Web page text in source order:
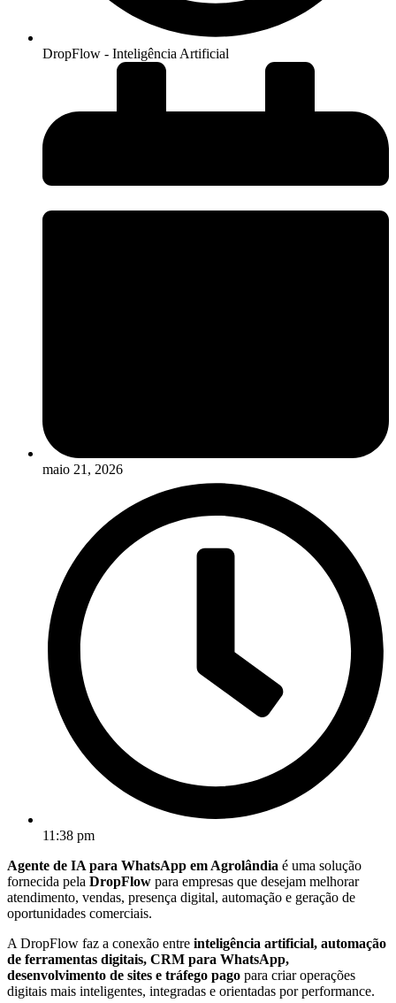
DropFlow - Inteligência Artificial
maio 21, 2026
11:38 pm
Agente de IA para WhatsApp em Agrolândia é uma solução
fornecida pela DropFlow para empresas que desejam melhorar
atendimento, vendas, presença digital, automação e geração de
oportunidades comerciais.
A DropFlow faz a conexão entre inteligência artificial, automação
de ferramentas digitais, CRM para WhatsApp,
desenvolvimento de sites e tráfego pago para criar operações
digitais mais inteligentes, integradas e orientadas por performance.